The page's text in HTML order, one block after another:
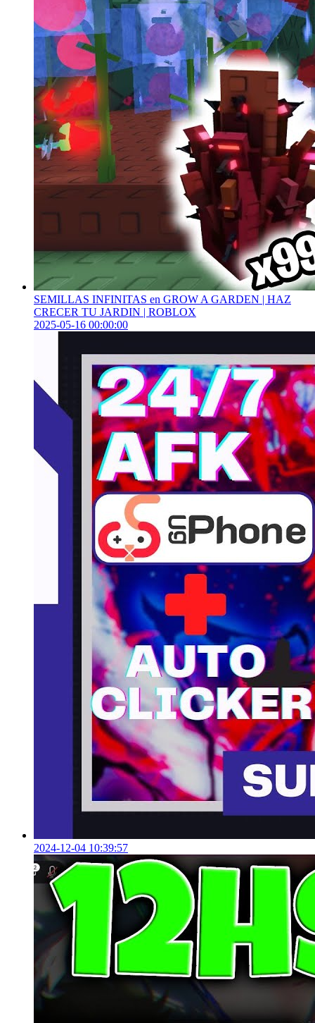
SEMILLAS INFINITAS en GROW A GARDEN | HAZ
CRECER TU JARDIN | ROBLOX
2025-05-16 00:00:00
2024-12-04 10:39:57